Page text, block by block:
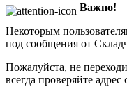
Важно!
Некоторым
под сообщения от
Пожалуйста, не
всегда проверяйте